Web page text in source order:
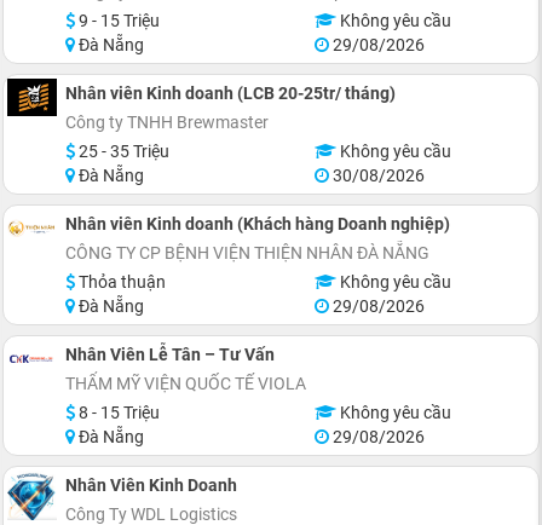
9 - 15 Triệu
Không yêu cầu
Đà Nẵng
29/08/2026
Nhân viên Kinh doanh (LCB 20-25tr/ tháng)
Công ty TNHH Brewmaster
25 - 35 Triệu
Không yêu cầu
Đà Nẵng
30/08/2026
Nhân viên Kinh doanh (Khách hàng Doanh nghiệp)
CÔNG TY CP BỆNH VIỆN THIỆN NHÂN ĐÀ NẴNG
Thỏa thuận
Không yêu cầu
Đà Nẵng
29/08/2026
Nhân Viên Lễ Tân – Tư Vấn
THẨM MỸ VIỆN QUỐC TẾ VIOLA
8 - 15 Triệu
Không yêu cầu
Đà Nẵng
29/08/2026
Nhân Viên Kinh Doanh
Công Ty WDL Logistics